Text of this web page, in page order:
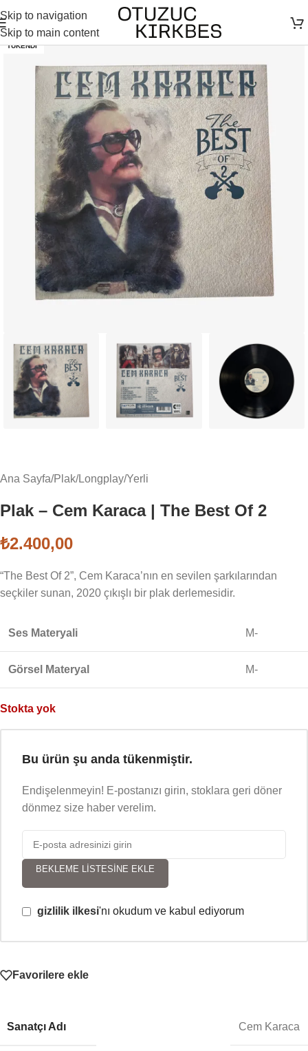
Skip to navigation
Skip to main content
TÜKENDI
Ana Sayfa/Plak/Longplay/Yerli
Plak – Cem Karaca | The Best Of 2
₺2.400,00
“The Best Of 2”, Cem Karaca’nın en sevilen şarkılarından
seçkiler sunan, 2020 çıkışlı bir plak derlemesidir.
Ses Materyali M-
Görsel Materyal M-
Stokta yok
Bu ürün şu anda tükenmiştir.
Endişelenmeyin! E-postanızı girin, stoklara geri döner
dönmez size haber verelim.
BEKLEME LISTESINE EKLE
gizlilik ilkesi'nı okudum ve kabul ediyorum
Favorilere ekle
Sanatçı Adı Cem Karaca